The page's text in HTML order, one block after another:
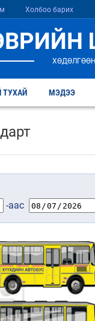
Холбоо барих
ТУХАЙ МЭДЭЭ
-аас